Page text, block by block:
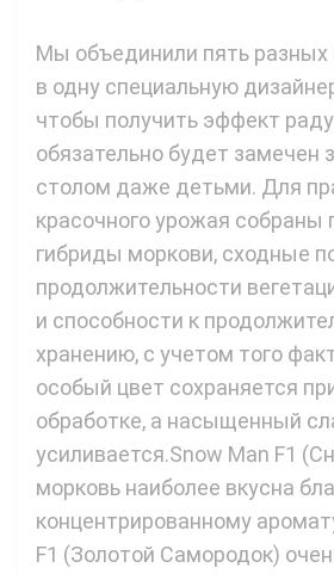
Мы объединили пять разных
в одну специальную
чтобы получить эффект
обязательно будет замечен
столом даже детьми. Для
красочного урожая собраны
гибриды моркови, сходные
продолжительности
и способности к
хранению, с учетом того
особый цвет сохраняется
обработке, а насыщенный
усиливается.Snow Man F1
морковь наиболее вкусна
концентрированному
F1 (Золотой Самородок)